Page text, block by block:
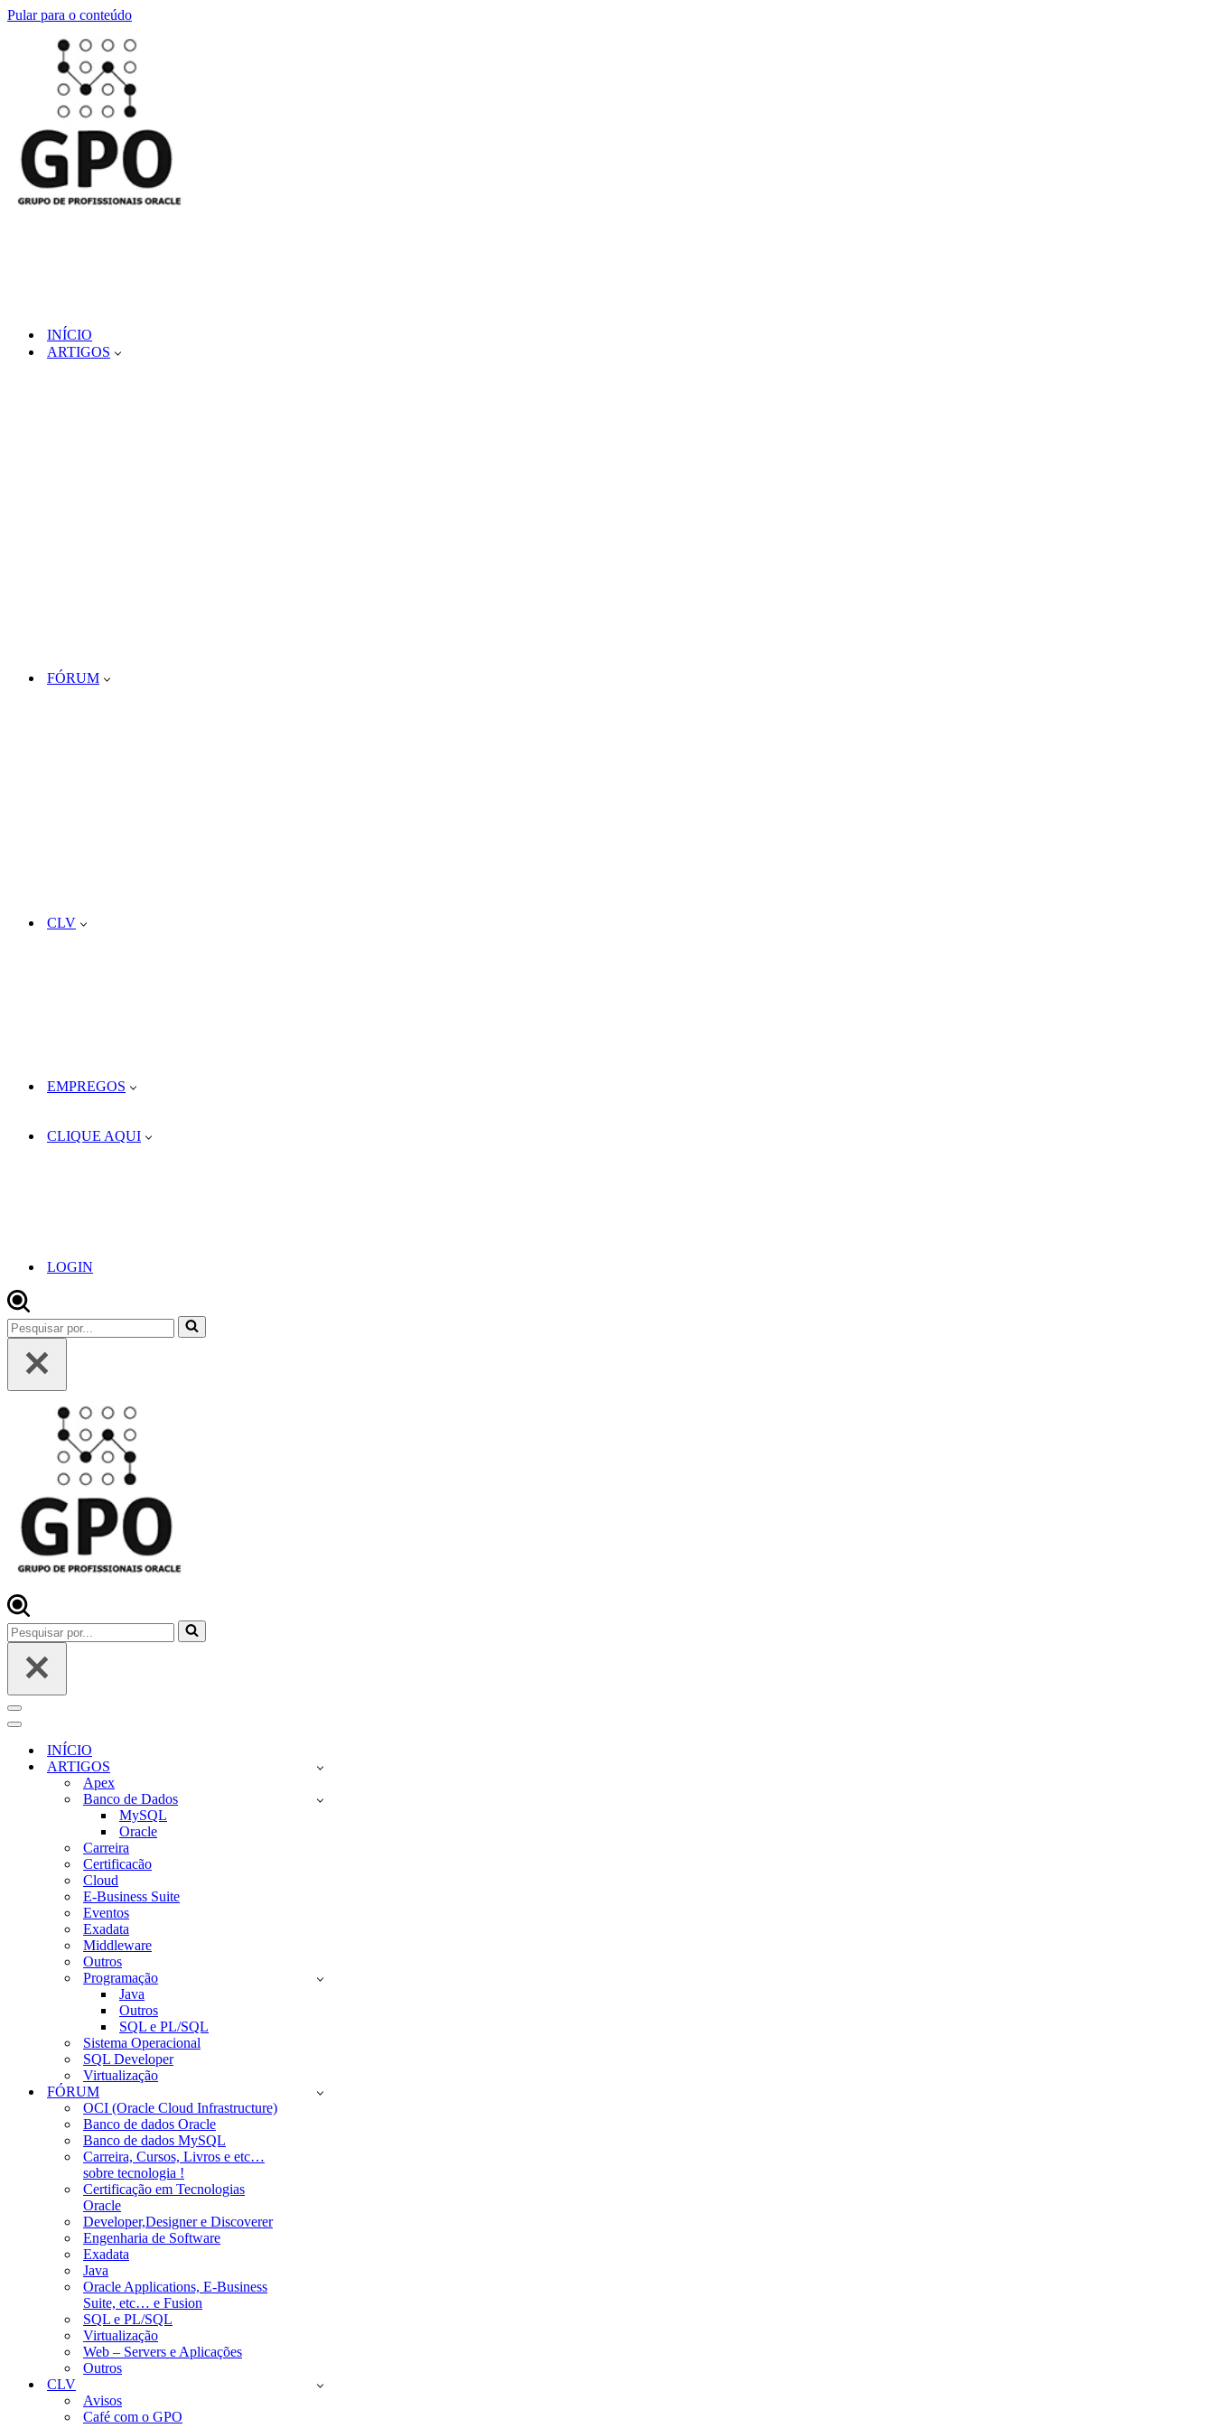
Pular para o conteúdo
INÍCIO
ARTIGOS
FÓRUM
CLV
EMPREGOS
CLIQUE AQUI
LOGIN
Pesquisar
por...
Pesquisar
por...
Menu
de
navegação
Menu
navegaçãoINÍCIO
ARTIGOS
Apex
Banco de Dados
MySQL
Oracle
Carreira
Certificacão
Cloud
E-Business Suite
Eventos
Exadata
Middleware
Outros
Programação
Java
Outros
SQL e PL/SQL
Sistema Operacional
SQL Developer
Virtualização
FÓRUM
OCI (Oracle Cloud Infrastructure)
Banco de dados Oracle
Banco de dados MySQL
Carreira, Cursos, Livros e etc…
sobre tecnologia !
Certificação em Tecnologias
Oracle
Developer,Designer e Discoverer
Engenharia de Software
Exadata
Java
Oracle Applications, E-Business
Suite, etc… e Fusion
SQL e PL/SQL
Virtualização
Web – Servers e Aplicações
Outros
CLV
Avisos
Café com o GPO